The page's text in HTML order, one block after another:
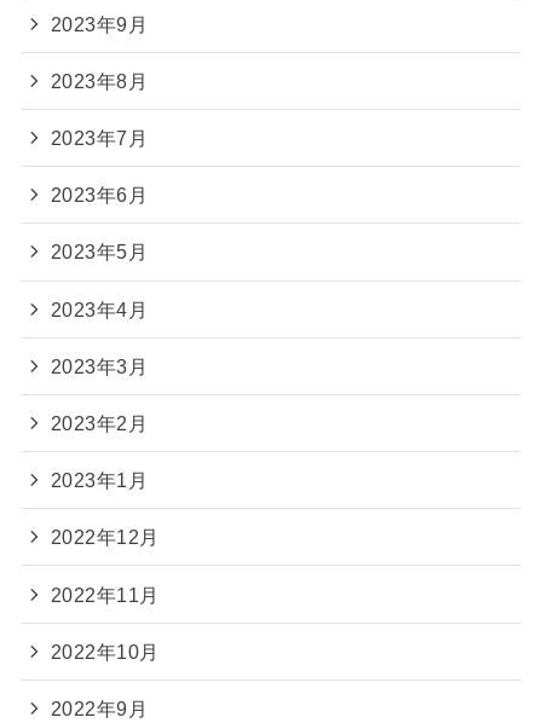
2023年9月
2023年8月
2023年7月
2023年6月
2023年5月
2023年4月
2023年3月
2023年2月
2023年1月
2022年12月
2022年11月
2022年10月
2022年9月